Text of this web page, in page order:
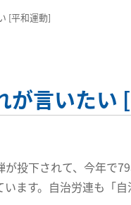
[平和運動]
が言いたい
投下されて、今年で
ます。自治労連も「